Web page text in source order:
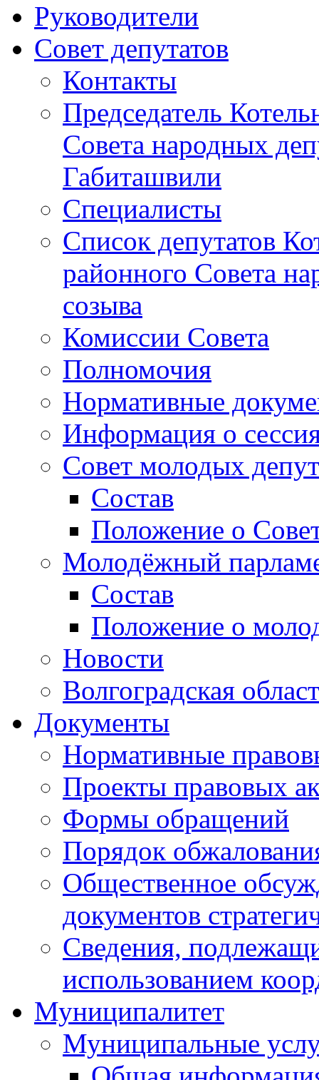
Руководители
Совет депутатов
Контакты
Председатель
Совета народных
Габиташвили
Специалисты
Список депутатов
районного Совета
созыва
Комиссии Совета
Полномочия
Нормативные
Информация о
Совет молодых
Состав
Положение о
Молодёжный
Состав
Положение о
Новости
Волгоградская
Документы
Нормативные
Проекты правовых
Формы обращений
Порядок
Общественное
документов
Сведения,
использованием
Муниципалитет
Муниципальные